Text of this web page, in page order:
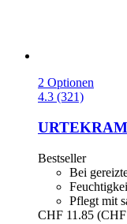
2 Optionen
4.3 (321)
URTEKRAM
Bestseller
Bei
Pflegt mit
CHF 11.85